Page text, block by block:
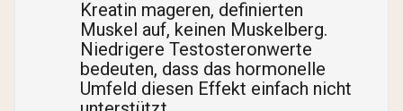
Kreatin mageren, definierten
Muskel auf, keinen Muskelberg.
Niedrigere Testosteronwerte
bedeuten, dass das hormonelle
Umfeld diesen Effekt einfach nicht